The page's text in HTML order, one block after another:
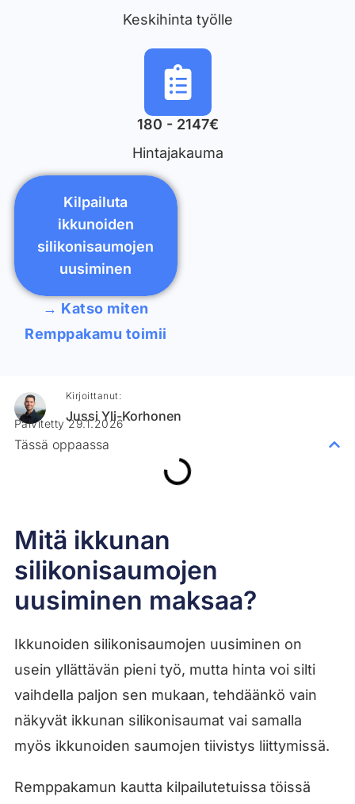
Keskihinta työlle
180 - 2147€
Hintajakauma
Kilpailuta
ikkunoiden
silikonisaumojen
uusiminen
→ Katso miten
Remppakamu toimii
Mitä ikkunan
silikonisaumojen
uusiminen maksaa?
Ikkunoiden silikonisaumojen uusiminen on
usein yllättävän pieni työ, mutta hinta voi silti
vaihdella paljon sen mukaan, tehdäänkö vain
näkyvät ikkunan silikonisaumat vai samalla
myös ikkunoiden saumojen tiivistys liittymissä.
Remppakamun kautta kilpailutetuissa töissä
Kirjoittanut:
Jussi Yli-Korhonen
Päivitetty 29.1.2026
Tässä oppaassa